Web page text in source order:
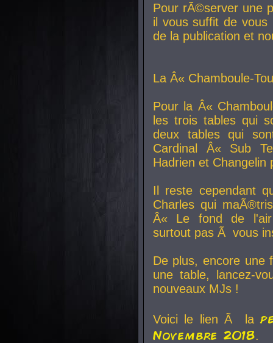
Pour rÃ©server une
il vous suffit de vous
de la publication et
La Â« Chamboule-
Pour la Â«
les trois tables qui
deux tables qui
Cardinal
Â« Sub
Hadrien et Changelin
Il reste cependant
Charles qui
Â« Le fond de
surtout pas Ã vous
De plus, encore une
une table, lancez-
nouveaux MJs !
Voici le lien Ã la
Novembre 2018.